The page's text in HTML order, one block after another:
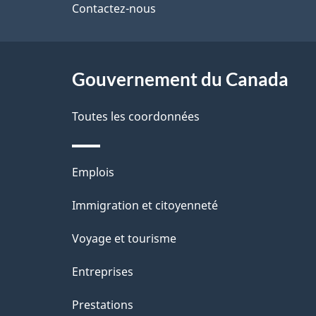
d
Contactez-nous
Gouvernement du Canada
Toutes les coordonnées
Thèmes
et
Emplois
Immigration et citoyenneté
Voyage et tourisme
Entreprises
Prestations